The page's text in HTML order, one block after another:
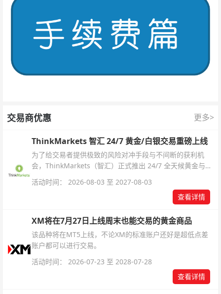
交易商优惠 更多>
ThinkMarkets 智汇 24/7 黄金/白银交易重磅上线
为了给交易者提供极致的风险对冲手段与不间断的获利机
会，ThinkMarkets（智汇）正式推出 24/7 全天候黄金与白
银交易！本文将为您详细拆解本次升级的核心交易品种、杠
杆配置、支持软件及交易细则。
活动时间： 2026-08-03 至 2027-08-03
查看详情
XM将在7月27日上线周末也能交易的黄金商品
该品种将在MT5上线，不论XM的标准账户还好是超低点差
账户都可以进行交易。
活动时间： 2026-07-23 至 2028-07-28
查看详情